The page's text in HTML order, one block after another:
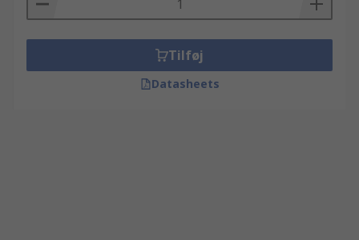
Tilføj
Datasheets